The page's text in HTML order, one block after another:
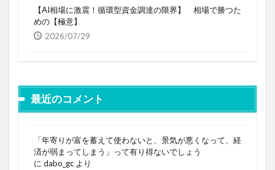
【AI相場に激震！循環型資金調達の限界】 相場で勝つた
めの【極意】
2026/07/29
最近のコメント
「年寄りが富を蓄えて使わないと、景気が悪くなって、経
済が弱まってしまう」って有り得ないでしょう
に dabo_gc より